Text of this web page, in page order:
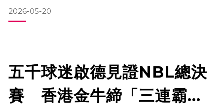
澱，為兩者合作提供強大的底層研發與產品化支撐。Cosforce
作為樂凡資訊旗下專業戶外電子品牌，承載技術轉化職能，專
2026-05-20
五千球迷啟德見證NBL總決
賽 香港金牛締「三連霸」